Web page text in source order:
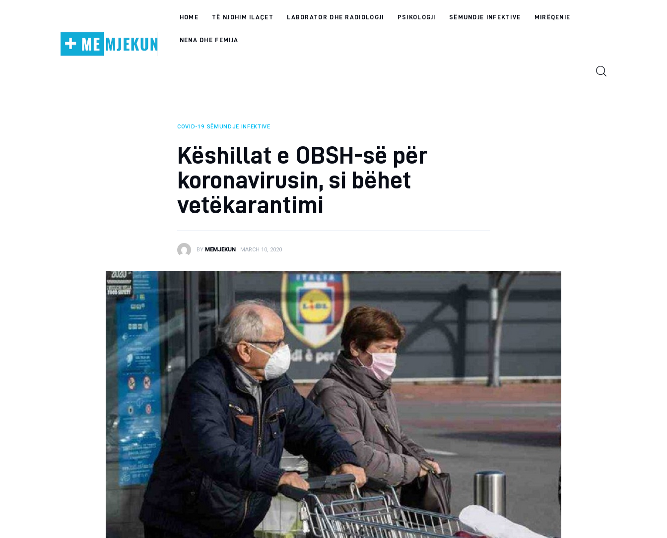
HOME TË NJOHIM ILAÇET LABORATOR DHE RADIOLOGJI PSIKOLOGJI SËMUNDJE INFEKTIVE MIRËQENIE
NENA DHE FEMIJA
COVID-19 SËMUNDJE INFEKTIVE
Këshillat e OBSH-së për
koronavirusin, si bëhet
vetëkarantimi
BY MEMJEKUN MARCH 10, 2020